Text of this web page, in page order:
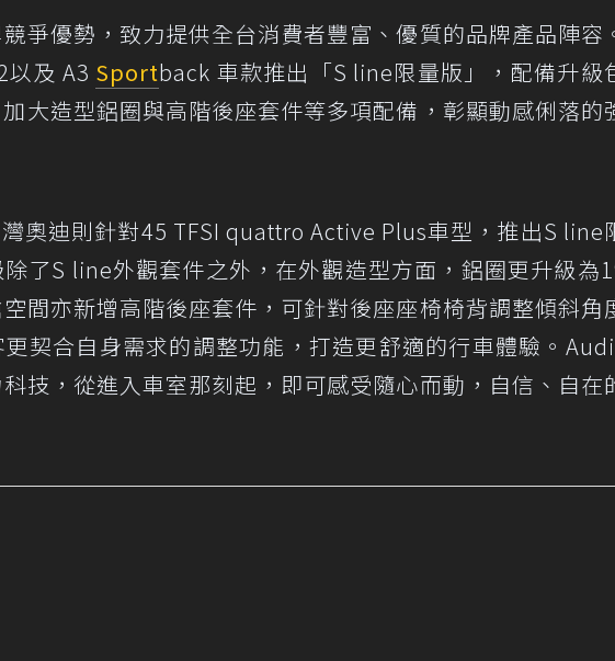
爭優勢，致力提供全台消費者豐富、優質的品牌產品陣容
以及 A3 Sportback 車款推出「S line限量版」，配備升級
加大造型鋁圈與高階後座套件等多項配備，彰顯動感俐落的
奧迪則針對45 TFSI quattro Active Plus車型，推出S line
了S line外觀套件之外，在外觀造型方面，鋁圈更升級為
間亦新增高階後座套件，可針對後座座椅椅背調整傾斜角
契合自身需求的調整功能，打造更舒適的行車體驗。
技，從進入車室那刻起，即可感受隨心而動，自信、自在